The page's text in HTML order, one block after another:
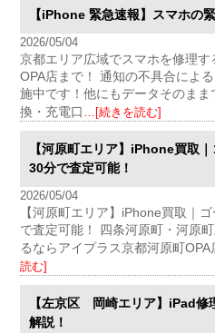
【iPhone 緊急速報】スマホの
2026/05/04
京都エリア広域でスマホを修理
OPA店まで！ 通知の不具合によ
施中です！他にもデータそのま
換・充電口 …[続きを読む]
【河原町エリア】iPhone買取
30分で査定可能！
2026/05/04
【河原町エリア】iPhone買取｜
で査定可能！ 四条河原町・河原
るならアイプラス京都河原町
読む]
【左京区 岡崎エリア】iPad修
解説！